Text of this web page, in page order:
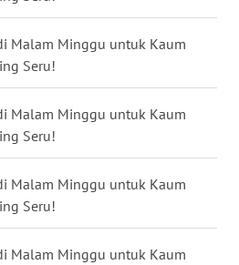
Malam Minggu untuk Kaum
Seru!
Malam Minggu untuk Kaum
Seru!
Malam Minggu untuk Kaum
Seru!
Malam Minggu untuk Kaum